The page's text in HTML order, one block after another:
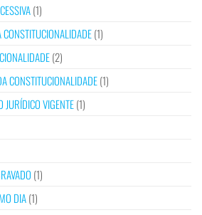
(1)
CONSTITUCIONALIDADE(1)
(2)
CONSTITUCIONALIDADE(1)
JURÍDICO VIGENTE(1)
(1)
DIA(1)